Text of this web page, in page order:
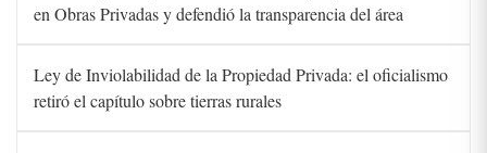
en Obras Privadas y defendió la transparencia del área
Ley de Inviolabilidad de la Propiedad Privada: el oficialismo
retiró el capítulo sobre tierras rurales